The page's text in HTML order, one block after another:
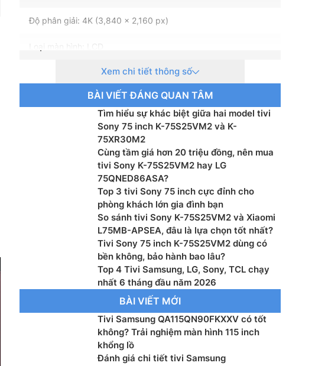
Độ phân giải: 4K (3,840 x 2,160 px)
Loại màn hình: LCD
Tần số quét: 50 Hz
Hệ điều hành – Giao diện: Android TV
Bộ xử lý: 4K Processor X1
Tổng công suất loa: 20 W
Tìm kiếm bằng giọng nói: Google Assistant (SG only)
Chia sẻ màn hình: Google Cast™, Apple AirPlay 2
Truyền thanh Kỹ thuật số: DVB-T2 (*VN: DVB-T2C)
Nguồn cấp điện: 50/60 Hz, 220 V – 240 V AC
Mức tiêu thụ nguồn (chế độ cờ): 0.5 W
Kết nối: Wifi 6, Bluetooth, HDMI, USB, Anynet+ (HDMI-CEC),
Xem chi tiết thông số
BÀI VIẾT ĐÁNG QUAN TÂM
Tìm hiểu sự khác biệt giữa hai model tivi
Sony 75 inch K-75S25VM2 và K-
75XR30M2
Cùng tầm giá hơn 20 triệu đồng, nên mua
tivi Sony K-75S25VM2 hay LG
75QNED86ASA?
Top 3 tivi Sony 75 inch cực đỉnh cho
phòng khách lớn gia đình bạn
So sánh tivi Sony K-75S25VM2 và Xiaomi
L75MB-APSEA, đâu là lựa chọn tốt nhất?
Tivi Sony 75 inch K-75S25VM2 dùng có
bền không, bảo hành bao lâu?
Top 4 Tivi Samsung, LG, Sony, TCL chạy
nhất 6 tháng đầu năm 2026
BÀI VIẾT MỚI
Tivi Samsung QA115QN90FKXXV có tốt
không? Trải nghiệm màn hình 115 inch
khổng lồ
Đánh giá chi tiết tivi Samsung